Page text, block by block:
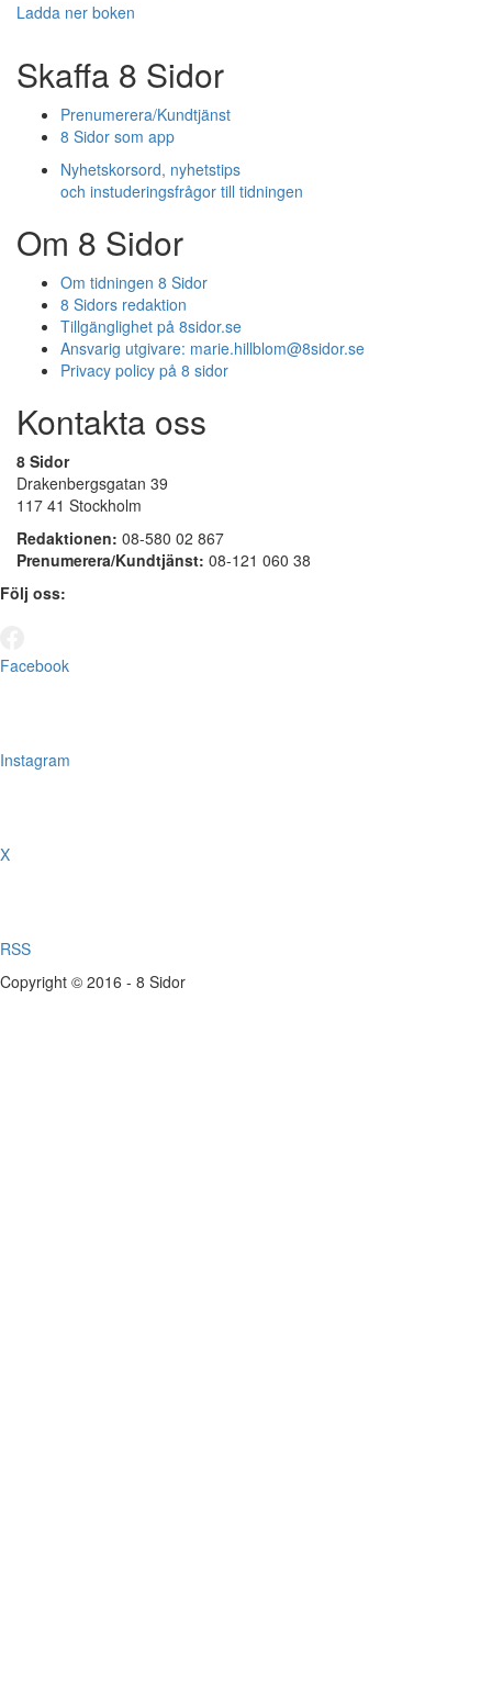
Ladda ner boken
Skaffa 8 Sidor
Prenumerera/Kundtjänst
8 Sidor som app
Nyhetskorsord, nyhetstips
och instuderingsfrågor till tidningen
Om 8 Sidor
Om tidningen 8 Sidor
8 Sidors redaktion
Tillgänglighet på 8sidor.se
Ansvarig utgivare: marie.hillblom@8sidor.se
Privacy policy på 8 sidor
Kontakta oss
8 Sidor
Drakenbergsgatan 39
117 41 Stockholm
Redaktionen: 08-580 02 867
Prenumerera/Kundtjänst: 08-121 060 38
Följ oss:
Facebook
Instagram
X
RSS
Copyright © 2016 - 8 Sidor